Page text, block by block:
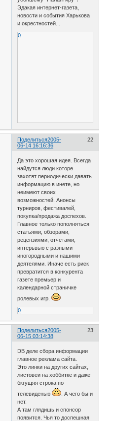
Эдакая интернет-газета,
новости и события Харькова
и окрестностей...
0
Поделиться 22
2005-
06-14 16:16:36
Да это хорошая идея. Всегда
найдутся люди которе
захотят периодически давать
информацию в инете, но
неимеют своих
возможностей. Анонсы
турниров, фестивалей,
покупка/продажа доспехов.
Главное только пополняться
статьями, обзорами,
рецензиями, отчетами,
интерьвью с разными
иногородными и нашими
деятелями. Иначе есть риск
превратится в конкурента
газете премьер и
календарной страничке
ролевых игр.
0
Поделиться 23
2005-
06-15 03:14:38
DВ деле сбора информации
главное реклама сайта.
Это линки на других сайтах,
листовеи на хоббитке и даже
бкгущяя строка по
телевиденью
. А чего бы и
нет.
А там глядишь и спонсор
появится. Чья то доспешная